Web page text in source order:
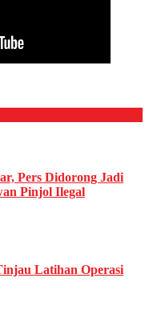
Pers Didorong Jadi
Pinjol Ilegal
Latihan Operasi